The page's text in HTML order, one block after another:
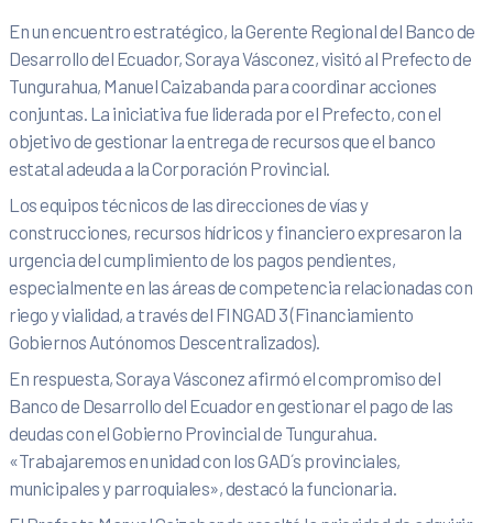
En un encuentro estratégico, la Gerente Regional del Banco de
Desarrollo del Ecuador, Soraya Vásconez, visitó al Prefecto de
Tungurahua, Manuel Caizabanda para coordinar acciones
conjuntas. La iniciativa fue liderada por el Prefecto, con el
objetivo de gestionar la entrega de recursos que el banco
estatal adeuda a la Corporación Provincial.
Los equipos técnicos de las direcciones de vías y
construcciones, recursos hídricos y financiero expresaron la
urgencia del cumplimiento de los pagos pendientes,
especialmente en las áreas de competencia relacionadas con
riego y vialidad, a través del FINGAD 3 (Financiamiento
Gobiernos Autónomos Descentralizados).
En respuesta, Soraya Vásconez afirmó el compromiso del
Banco de Desarrollo del Ecuador en gestionar el pago de las
deudas con el Gobierno Provincial de Tungurahua.
«Trabajaremos en unidad con los GAD´s provinciales,
municipales y parroquiales», destacó la funcionaria.